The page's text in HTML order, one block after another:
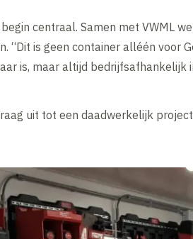
centraal. Samen met VWML
“Dit is geen container alléén voor
is, maar altijd bedrijfsafhankelijk
uit tot een daadwerkelijk